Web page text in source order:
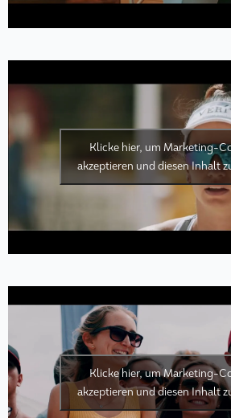
Klicke hier, um Marketing-
akzeptieren und diesen Inhalt
Klicke hier, um Marketing-
akzeptieren und diesen Inhalt